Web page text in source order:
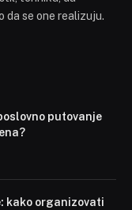
da se one realizuju.
putovanje
kako organizovati